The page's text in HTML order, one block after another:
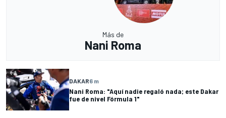
Más de
Nani Roma
DAKAR6 m
Nani Roma: "Aquí nadie regaló nada; este Dakar
fue de nivel Fórmula 1"